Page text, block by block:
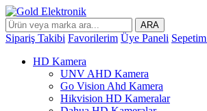
ARA
Sipariş Takibi Favorilerim Üye Paneli Sepetim
HD Kamera
UNV AHD Kamera
Go Vision Ahd Kamera
Hikvision HD Kameralar